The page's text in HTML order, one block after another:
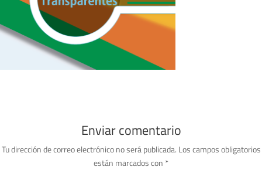
Enviar comentario
Tu dirección de correo electrónico no será publicada. Los campos obligatorios
están marcados con *